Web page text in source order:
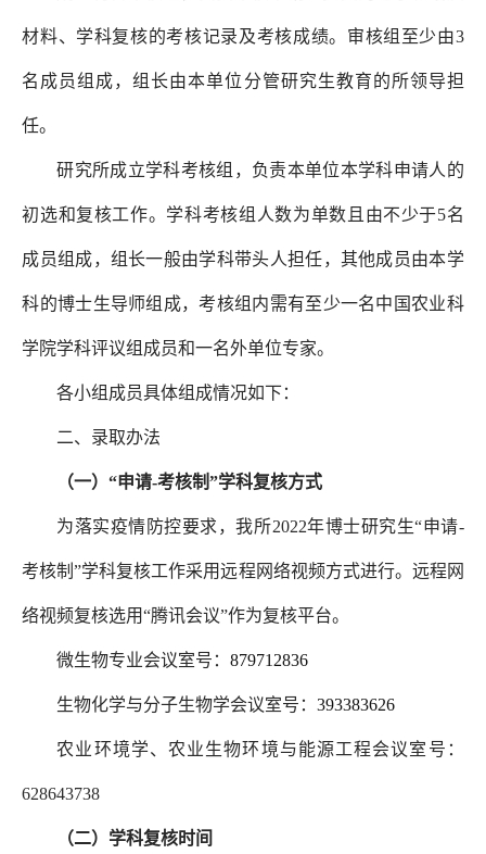
材料、学科复核的考核记录及考核成绩。审核组至少由3
名成员组成，组长由本单位分管研究生教育的所领导担
任。
研究所成立学科考核组，负责本单位本学科申请人的
初选和复核工作。学科考核组人数为单数且由不少于5名
成员组成，组长一般由学科带头人担任，其他成员由本学
科的博士生导师组成，考核组内需有至少一名中国农业科
学院学科评议组成员和一名外单位专家。
各小组成员具体组成情况如下：
二、录取办法
（一）“申请-考核制”学科复核方式
为落实疫情防控要求，我所2022年博士研究生“申请-
考核制”学科复核工作采用远程网络视频方式进行。远程网
络视频复核选用“腾讯会议”作为复核平台。
微生物专业会议室号：879712836
生物化学与分子生物学会议室号：393383626
农业环境学、农业生物环境与能源工程会议室号：
628643738
（二）学科复核时间